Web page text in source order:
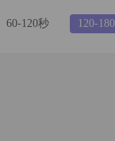
60-120秒 120-